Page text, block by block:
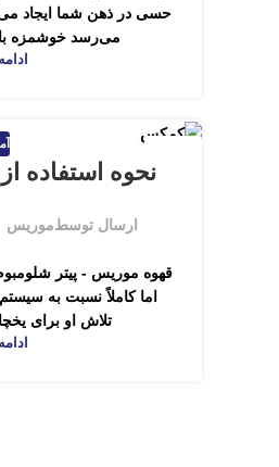
حسی در ذهن شما ایجاد
می‌رسد خوشمزه
نحوه استفاده
ارسال توسطموریس
قهوه موریس - پیتر
اما کاملاً نسبت به
تلاش او برای